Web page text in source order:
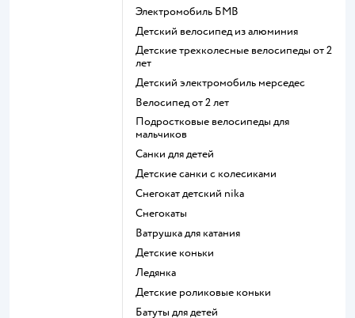
Электромобиль БМВ
Детский велосипед из алюминия
Детские трехколесные велосипеды от 2
лет
Детский электромобиль мерседес
Велосипед от 2 лет
Подростковые велосипеды для
мальчиков
Санки для детей
Детские санки с колесиками
Снегокат детский nika
Снегокаты
Ватрушка для катания
Детские коньки
Ледянка
Детские роликовые коньки
Батуты для детей